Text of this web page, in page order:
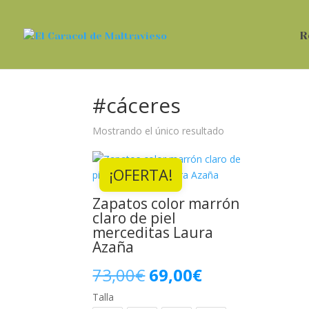
#cáceres
Mostrando el único resultado
¡OFERTA!
Zapatos color marrón
claro de piel
merceditas Laura
Azaña
73,00€El
precio
69,00€El
precio
Talla